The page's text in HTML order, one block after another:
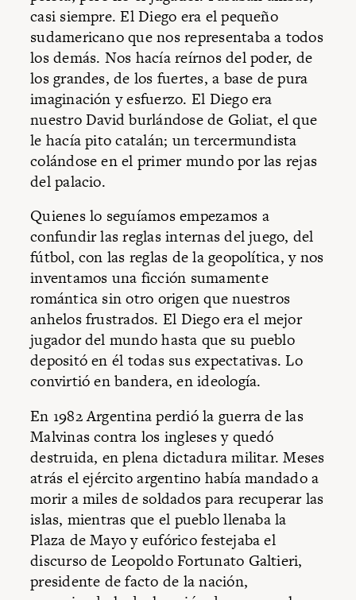
casi siempre. El Diego era el pequeño
sudamericano que nos representaba a todos
los demás. Nos hacía reírnos del poder, de
los grandes, de los fuertes, a base de pura
imaginación y esfuerzo. El Diego era
nuestro David burlándose de Goliat, el que
le hacía pito catalán; un tercermundista
colándose en el primer mundo por las rejas
del palacio.
Quienes lo seguíamos empezamos a
confundir las reglas internas del juego, del
fútbol, con las reglas de la geopolítica, y nos
inventamos una ficción sumamente
romántica sin otro origen que nuestros
anhelos frustrados. El Diego era el mejor
jugador del mundo hasta que su pueblo
depositó en él todas sus expectativas. Lo
convirtió en bandera, en ideología.
En 1982 Argentina perdió la guerra de las
Malvinas contra los ingleses y quedó
destruida, en plena dictadura militar. Meses
atrás el ejército argentino había mandado a
morir a miles de soldados para recuperar las
islas, mientras que el pueblo llenaba la
Plaza de Mayo y eufórico festejaba el
discurso de Leopoldo Fortunato Galtieri,
presidente de facto de la nación,